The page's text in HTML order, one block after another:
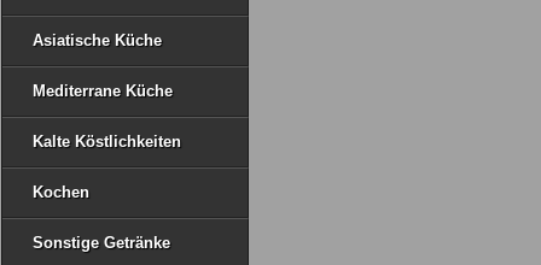
Asiatische Küche
Mediterrane Küche
Kalte Köstlichkeiten
Kochen
Sonstige Getränke